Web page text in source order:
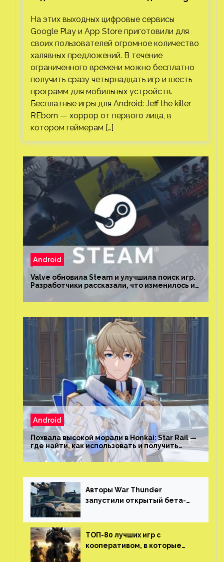
загрузок
На этих выходных цифровые сервисы
Google Play и App Store приготовили для
своих пользователей огромное количество
халявных предложений. В течение
ограниченного времени можно бесплатно
получить сразу четырнадцать игр и шесть
программ для мобильных устройств.
Бесплатные игры для Android: Jeff the killer
REborn — хоррор от первого лица, в
котором геймерам […]
Android
Valve обновила Steam и улучшила поиск игр.
Разработчики рассказали, что изменилось и
Android
Похвала высокой морали в Honkai: Star Rail —
где найти, как использовать и получить
скрытые достижения
Авторы War Thunder
запустили открытый бета-
трейлер и скриншоты
ТОП-80 лучших игр с
кооперативом, в которые